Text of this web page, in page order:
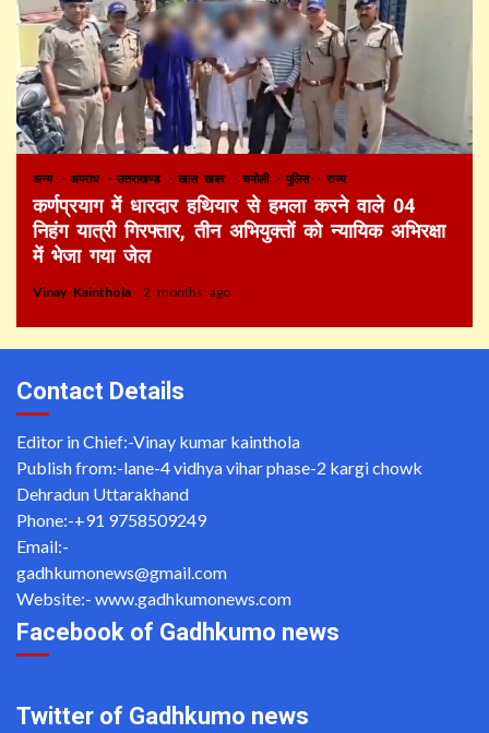
अन्य अपराध उत्तराखण्ड खास खबर चमोली पुलिस राज्य
कर्णप्रयाग में धारदार हथियार से हमला करने वाले 04
निहंग यात्री गिरफ्तार, तीन अभियुक्तों को न्यायिक अभिरक्षा
में भेजा गया जेल
Vinay Kainthola 2 months ago
Contact Details
Editor in Chief:-Vinay kumar kainthola
Publish from:-lane-4 vidhya vihar phase-2 kargi chowk
Dehradun Uttarakhand
Phone:-+91 9758509249
Email:-
gadhkumonews@gmail.com
Website:- www.gadhkumonews.com
Facebook of Gadhkumo news
Twitter of Gadhkumo news